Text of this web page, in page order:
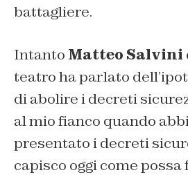
battagliere.
Intanto Matteo Salvini
teatro ha parlato
di abolire i decreti
al mio fianco quando
presentato i decreti
capisco oggi come possa